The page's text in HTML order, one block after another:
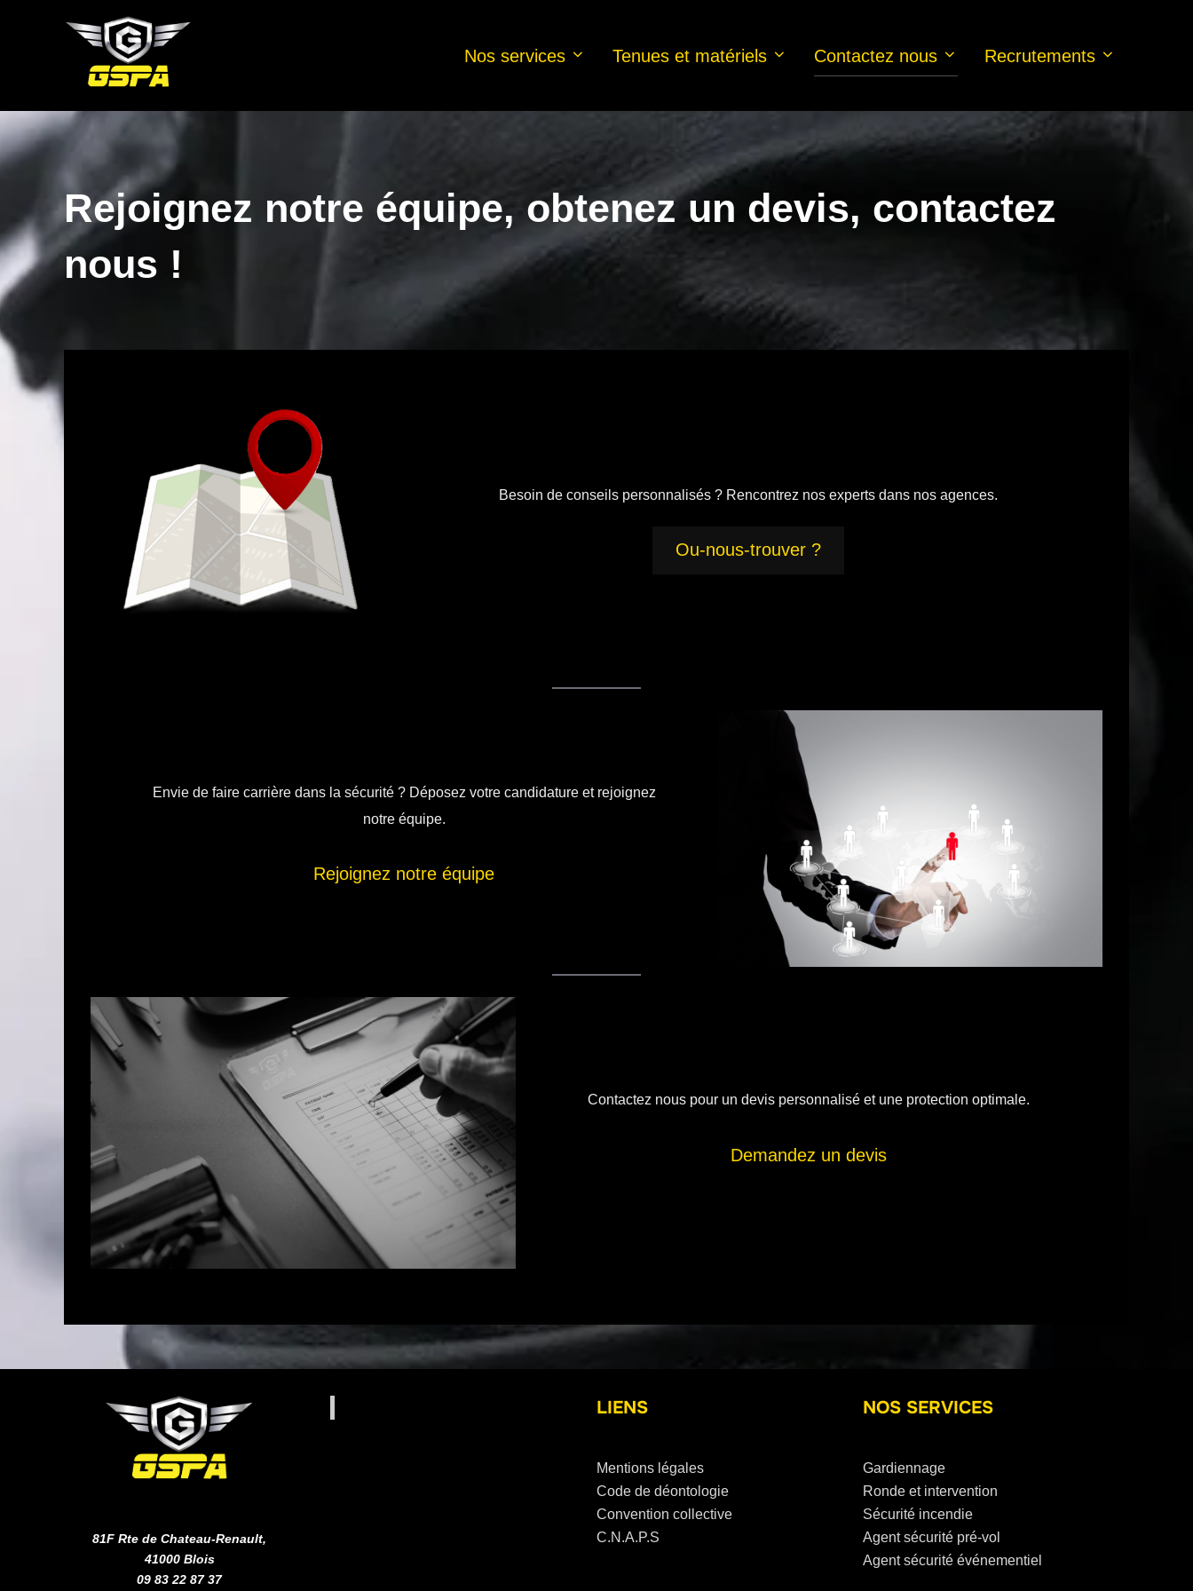
Nos services Tenues et matériels Contactez nous Recrutements
Rejoignez notre équipe, obtenez un devis, contactez
nous !
Besoin de conseils personnalisés ? Rencontrez nos experts dans nos agences.
Ou-nous-trouver ?
Envie de faire carrière dans la sécurité ? Déposez votre candidature et rejoignez
notre équipe.
Rejoignez notre équipe
Contactez nous pour un devis personnalisé et une protection optimale.
Demandez un devis
81F Rte de Chateau-Renault,
41000 Blois
09 83 22 87 37
LIENS
Mentions légales
Code de déontologie
Convention collective
C.N.A.P.S
NOS SERVICES
Gardiennage
Ronde et intervention
Sécurité incendie
Agent sécurité pré-vol
Agent sécurité événementiel